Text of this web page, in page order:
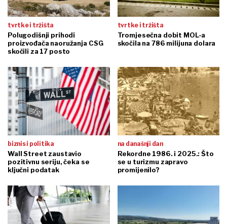
tvrtke i tržišta
Polugodišnji prihodi
proizvođača naoružanja CSG
skočili za 17 posto
tvrtke i tržišta
Tromjesečna dobit MOL-a
skočila na 786 milijuna dolara
biznis i politika
Wall Street zaustavio
pozitivnu seriju, čeka se
ključni podatak
na današnji dan
Rekordne 1986. i 2025.: Što
se u turizmu zapravo
promijenilo?